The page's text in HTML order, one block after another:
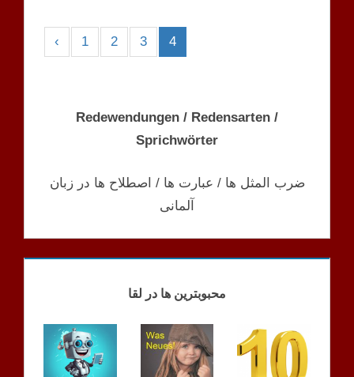
‹ 1 2 3 4
Redewendungen / Redensarten /
Sprichwörter
ضرب المثل ها / عبارت ها / اصطلاح ها در زبان
آلمانی
VERSPÄTUNG
MÖGLICHKEITEN
محبوبترین ها در لقا